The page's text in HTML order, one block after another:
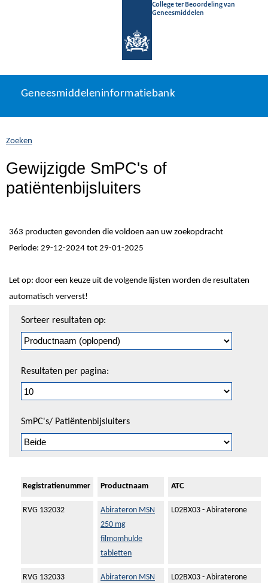
College ter Beoordeling van
Geneesmiddelen
naar
Geneesmiddeleninformatiebank
U
zich
hier:
Geneesmiddeleninformatiebank
Zoeken
Gewijzigde SmPC's of
patiëntenbijsluiters
363 producten gevonden die voldoen aan uw zoekopdracht
Periode: 29-12-2024 tot 29-01-2025
Let op: door een keuze uit de volgende lijsten worden de resultaten
automatisch ververst!
pagineren
Sorteer resultaten op:
Resultaten per pagina:
SmPC's/ Patiëntenbijsluiters
Registratienummer Productnaam ATC
RVG 132032
Abirateron MSN
250 mg
filmomhulde
tabletten
L02BX03 - Abiraterone
RVG 132033
Abirateron MSN
L02BX03 - Abiraterone